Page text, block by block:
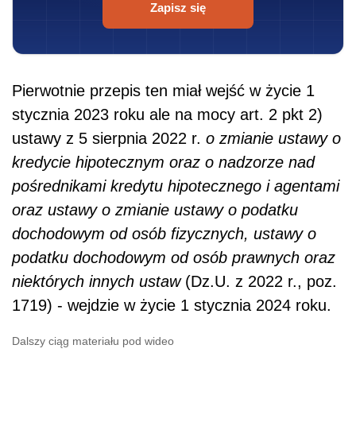
Zapisz się
Pierwotnie przepis ten miał wejść w życie 1
stycznia 2023 roku ale na mocy art. 2 pkt 2)
ustawy z 5 sierpnia 2022 r. o zmianie ustawy o
kredycie hipotecznym oraz o nadzorze nad
pośrednikami kredytu hipotecznego i agentami
oraz ustawy o zmianie ustawy o podatku
dochodowym od osób fizycznych, ustawy o
podatku dochodowym od osób prawnych oraz
niektórych innych ustaw (Dz.U. z 2022 r., poz.
1719) - wejdzie w życie 1 stycznia 2024 roku.
Dalszy ciąg materiału pod wideo